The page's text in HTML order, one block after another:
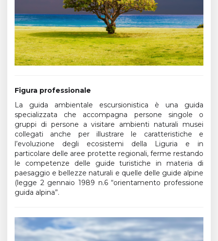
Figura professionale
La guida ambientale escursionistica è una guida
specializzata che accompagna persone singole o
gruppi di persone a visitare ambienti naturali musei
collegati anche per illustrare le caratteristiche e
l’evoluzione degli ecosistemi della Liguria e in
particolare delle aree protette regionali, ferme restando
le competenze delle guide turistiche in materia di
paesaggio e bellezze naturali e quelle delle guide alpine
(legge 2 gennaio 1989 n.6 “orientamento professione
guida alpina”.